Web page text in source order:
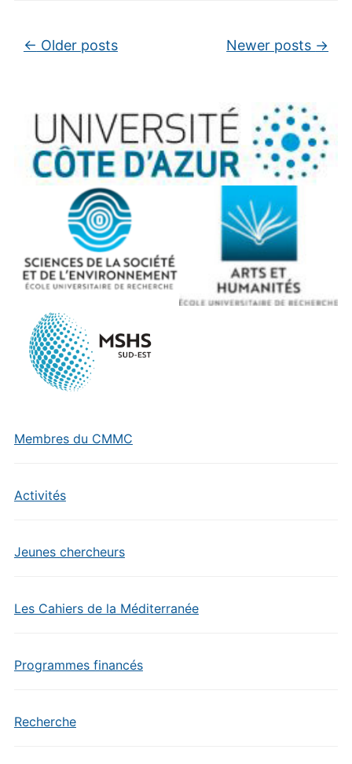
Membres du CMMC
Activités
Jeunes chercheurs
Les Cahiers de la Méditerranée
Programmes financés
Recherche
Post navigation
← Older posts Newer posts →